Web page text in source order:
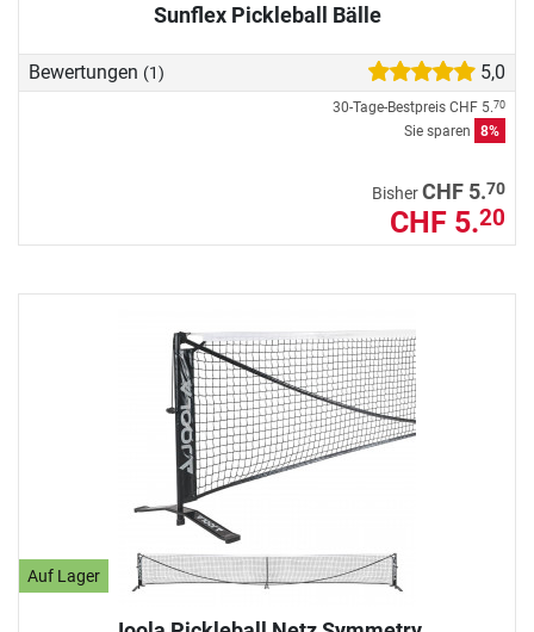
Sunflex Pickleball Bälle
Bewertungen (1) 5,0
30-Tage-Bestpreis CHF 5.70
Sie sparen 8%
BisherCHF 5.70
CHF 5.20
Auf Lager